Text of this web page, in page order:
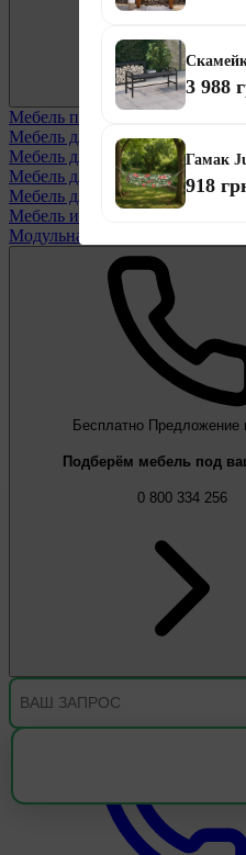
Мебель по назначению
Мебель для балконов
Мебель для беседки
Мебель для дачи
Мебель для террасы
Мебель из ротанга
Модульная мебель из ротанга
Бесплатно Предложение
Подберём мебель под
0 800 334 256
3 988
Гамак
918